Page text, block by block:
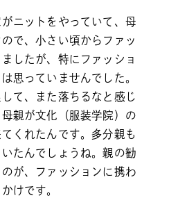
ニットをやっていて、母
で、小さい頃からファッ
したが、特にファッショ
思っていませんでした。
て、また落ちるなと感じ
親が文化（服装学院）の
くれたんです。多分親も
たんでしょうね。親の勧
が、ファッションに携わ
けです。